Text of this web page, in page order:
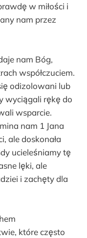
w miłości i
nam przez
nam Bóg,
współczuciem.
odizolowani lub
wyciągali rękę do
wsparcie.
nam 1 Jana
ale doskonała
ucieleśniamy tę
lęki, ale
i zachęty dla
które często